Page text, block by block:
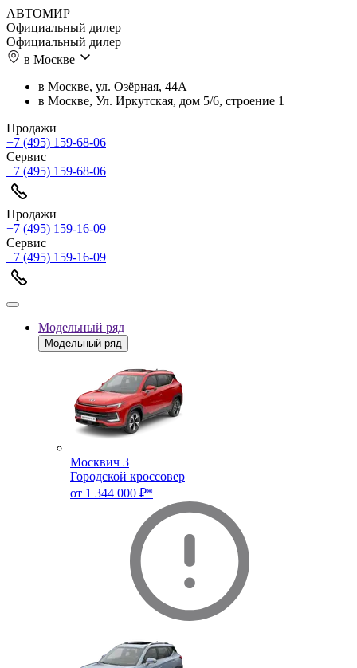
АВТОМИР
Официальный дилер
Официальный дилер
в Москве
в Москве, ул. Озёрная, 44А
в Москве, Ул. Иркутская, дом 5/6, строение 1
Продажи
+7 (495) 159-68-06
Сервис
+7 (495) 159-68-06
Продажи
+7 (495) 159-16-09
Сервис
+7 (495) 159-16-09
Модельный ряд
Модельный ряд
Москвич 3
Городской кроссовер
от 1 344 000 ₽*